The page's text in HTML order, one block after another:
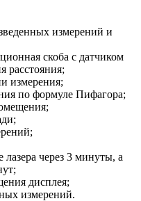
измерений и
скоба с датчиком
расстояния;
измерения;
по формуле Пифагора;
через 3 минуты, а
дисплея;
измерений.